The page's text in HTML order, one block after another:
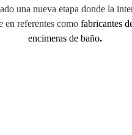
una nueva etapa donde la
en referentes como fabricantes
encimeras de baño.